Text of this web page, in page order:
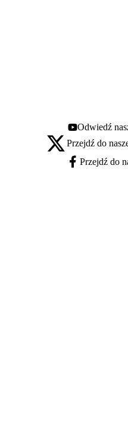
Youtube - otwiera
Odwiedź
X - otwiera się w nowej
Przejdź do
Facebook - otwiera
Przejdź do